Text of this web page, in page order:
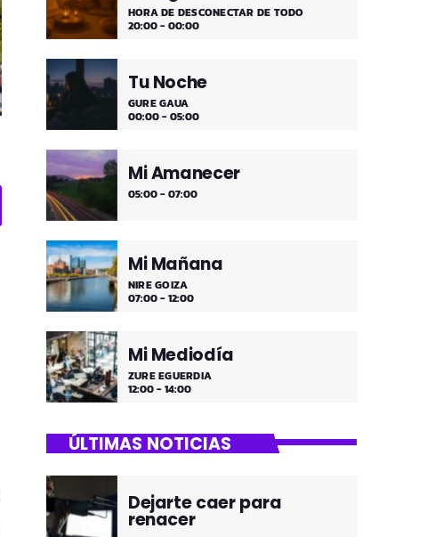
HORA DE DESCONECTAR DE TODO
20:00 - 00:00
Tu Noche
GURE GAUA
00:00 - 05:00
Mi Amanecer
05:00 - 07:00
Mi Mañana
NIRE GOIZA
07:00 - 12:00
Mi Mediodía
ZURE EGUERDIA
12:00 - 14:00
ÚLTIMAS NOTICIAS
Dejarte caer para
renacer